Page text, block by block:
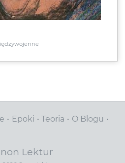
Epoki Teoria
O Blogu
Lektur